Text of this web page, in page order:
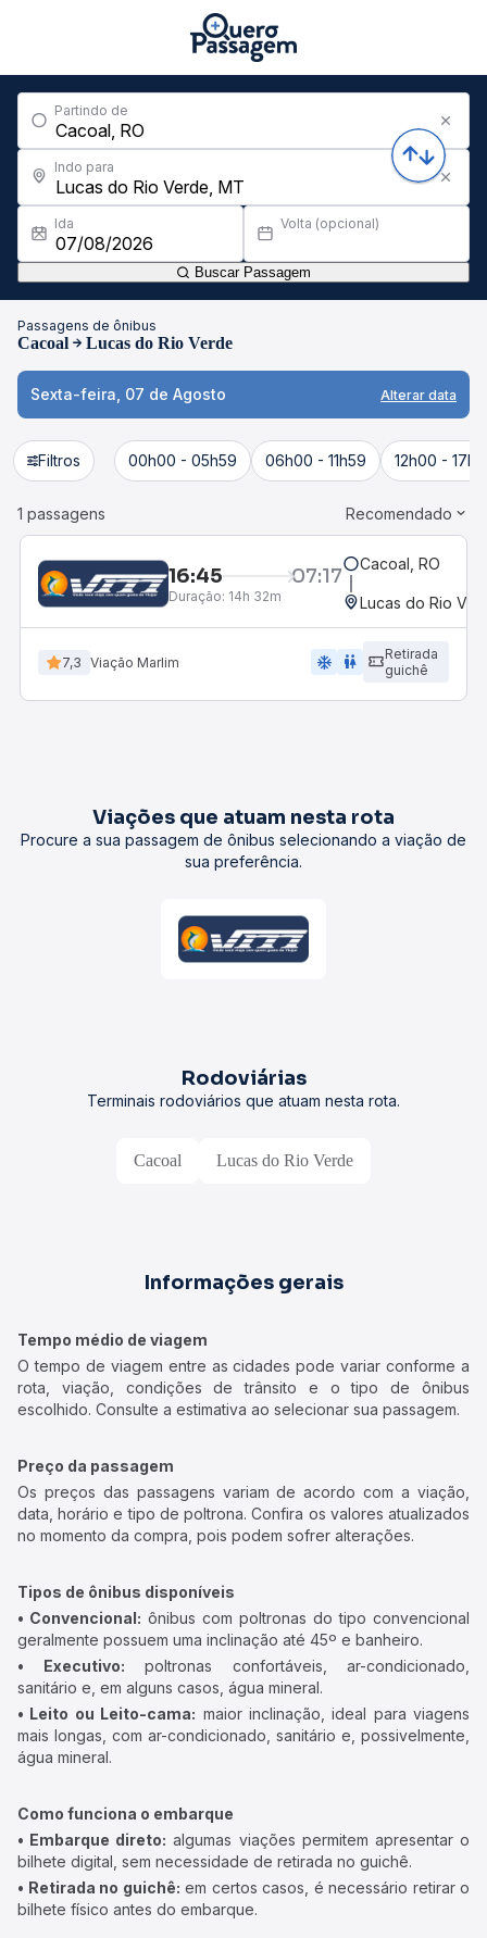
Partindo de
Indo para
Ida Volta (opcional)
Buscar Passagem
Passagens de ônibus
Cacoal Lucas do Rio Verde
Sexta-feira, 07 de Agosto Alterar data
Filtros 00h00 - 05h59 06h00 - 11h59 12h00 -
1 passagens Recomendado
16:45 07:17
Duração: 14h 32m
Cacoal, RO
Lucas do Rio
7,3 Viação Marlim ac_unit wc
Retirada
guichê
Viações que atuam nesta rota
Procure a sua passagem de ônibus selecionando a viação de
sua preferência.
Rodoviárias
Terminais rodoviários que atuam nesta rota.
Cacoal Lucas do Rio Verde
Informações gerais
Tempo médio de viagem
O tempo de viagem entre as cidades pode variar conforme a
rota, viação, condições de trânsito e o tipo de ônibus
escolhido. Consulte a estimativa ao selecionar sua passagem.
Preço da passagem
Os preços das passagens variam de acordo com a viação,
data, horário e tipo de poltrona. Confira os valores atualizados
no momento da compra, pois podem sofrer alterações.
Tipos de ônibus disponíveis
• Convencional: ônibus com poltronas do tipo convencional
geralmente possuem uma inclinação até 45º e banheiro.
• Executivo: poltronas confortáveis, ar-condicionado,
sanitário e, em alguns casos, água mineral.
• Leito ou Leito-cama: maior inclinação, ideal para viagens
mais longas, com ar-condicionado, sanitário e, possivelmente,
água mineral.
Como funciona o embarque
• Embarque direto: algumas viações permitem apresentar o
bilhete digital, sem necessidade de retirada no guichê.
• Retirada no guichê: em certos casos, é necessário retirar o
bilhete físico antes do embarque.